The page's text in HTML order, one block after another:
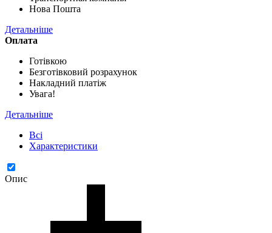
Нова Пошта
Детальніше
Оплата
Готівкою
Безготівковий розрахунок
Накладний платіж
Увага!
Детальніше
Всі
Характеристики
Опис